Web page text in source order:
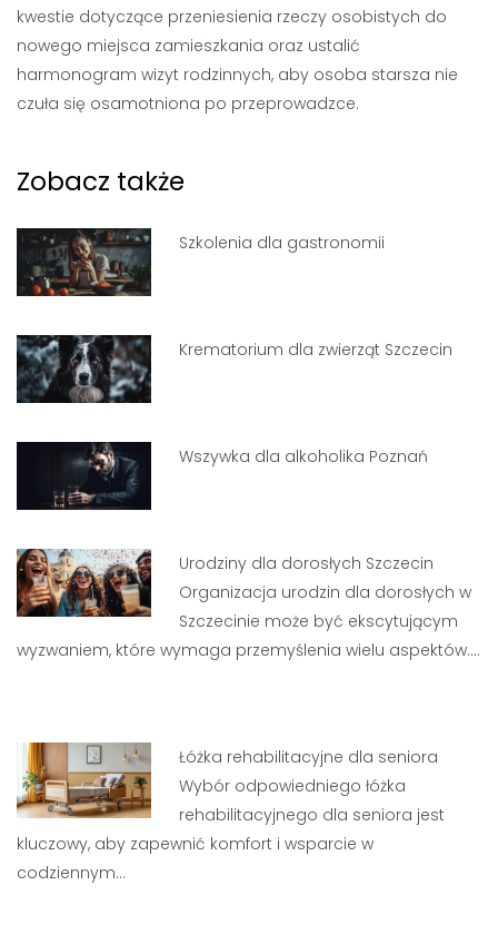
kwestie dotyczące przeniesienia rzeczy osobistych do
nowego miejsca zamieszkania oraz ustalić
harmonogram wizyt rodzinnych, aby osoba starsza nie
czuła się osamotniona po przeprowadzce.
Zobacz także
Szkolenia dla gastronomii
Krematorium dla zwierząt Szczecin
Wszywka dla alkoholika Poznań
Urodziny dla dorosłych Szczecin
Organizacja urodzin dla dorosłych w
Szczecinie może być ekscytującym
wyzwaniem, które wymaga przemyślenia wielu aspektów.…
Łóżka rehabilitacyjne dla seniora
Wybór odpowiedniego łóżka
rehabilitacyjnego dla seniora jest
kluczowy, aby zapewnić komfort i wsparcie w
codziennym…